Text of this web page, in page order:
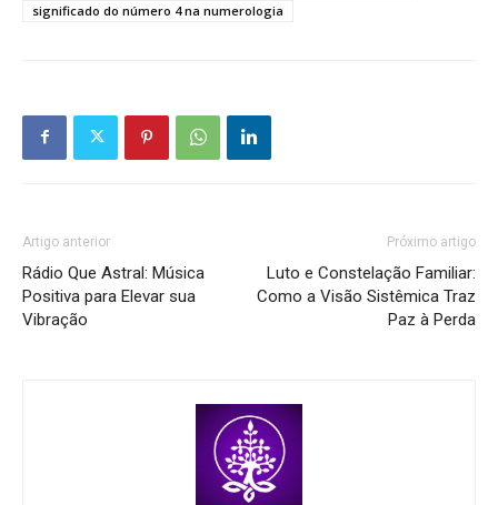
significado do número 4 na numerologia
Artigo anterior
Rádio Que Astral: Música
Positiva para Elevar sua
Vibração
Próximo artigo
Luto e Constelação Familiar:
Como a Visão Sistêmica Traz
Paz à Perda